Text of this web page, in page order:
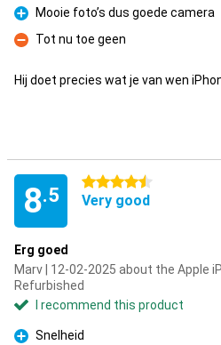
Pro
Mooie foto’s dus goede camera
Con
Tot nu toe geen
Hij doet precies wat je van wen
8.5
4.5 stars
Very good
Erg goed
Marv | 12-02-2025 about the Apple
Refurbished
I recommend this product
Snelheid